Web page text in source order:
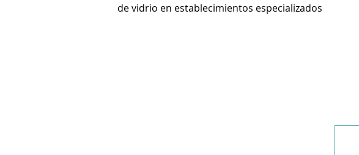
de vidrio en establecimientos especializados